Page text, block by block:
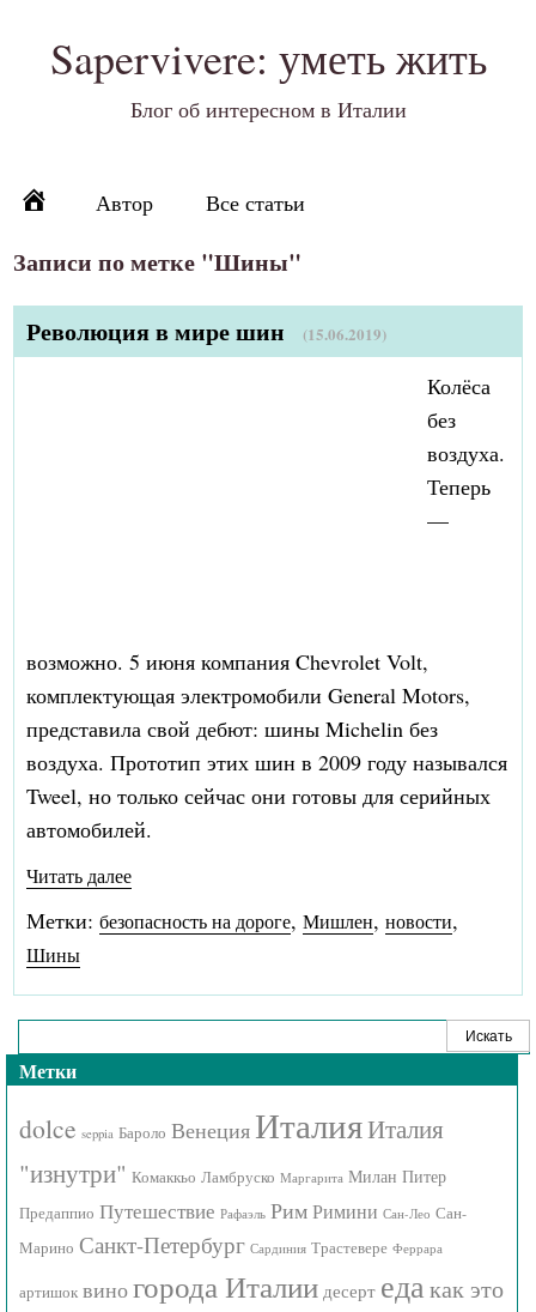
Sapervivere: уметь жить
Блог об интересном в Италии
Автор Все статьи
Записи по метке "Шины"
Революция в мире шин
(15.06.2019)
Колёса
без
воздуха.
Теперь
—
возможно. 5 июня компания Chevrolet Volt,
комплектующая электромобили General Motors,
представила свой дебют: шины Michelin без
воздуха. Прототип этих шин в 2009 году назывался
Tweel, но только сейчас они готовы для серийных
автомобилей.
Читать далее
Метки:безопасность на дороге,Мишлен,новости,
Шины
Метки
dolce seppia Бароло Венеция ИталияИталия
"изнутри" Комаккьо Ламбруско Маргарита Милан Питер
Предаппио Путешествие Рафаэль РимРимини Сан-Лео Сан-
Марино Санкт-Петербург Сардиния Трастевере Феррара
артишок виногорода Италии десерт едакак это